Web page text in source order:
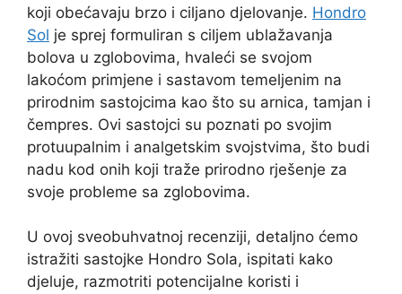
koji obećavaju brzo i ciljano djelovanje. Hondro
Sol je sprej formuliran s ciljem ublažavanja
bolova u zglobovima, hvaleći se svojom
lakoćom primjene i sastavom temeljenim na
prirodnim sastojcima kao što su arnica, tamjan i
čempres. Ovi sastojci su poznati po svojim
protuupalnim i analgetskim svojstvima, što budi
nadu kod onih koji traže prirodno rješenje za
svoje probleme sa zglobovima.
U ovoj sveobuhvatnoj recenziji, detaljno ćemo
istražiti sastojke Hondro Sola, ispitati kako
djeluje, razmotriti potencijalne koristi i